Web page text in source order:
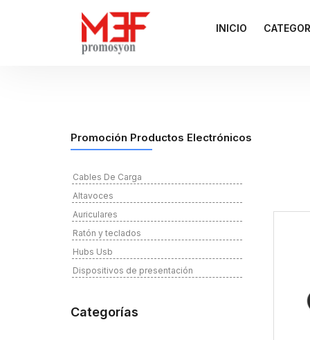
INICIO
Promoción Productos Electrónicos
Cables De Carga
Altavoces
Auriculares
Ratón y teclados
Hubs Usb
Dispositivos de presentación
Categorías